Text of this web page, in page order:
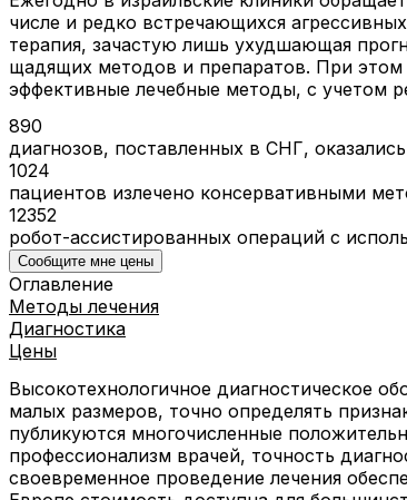
числе и редко встречающихся
терапия, зачастую лишь ухудшающая
щадящих методов и препаратов. При этом
эффективные лечебные методы, с учетом
890
диагнозов, поставленных в СНГ,
1024
пациентов излечено консервативными
12352
робот-ассистированных операций с
Сообщите мне цены
Оглавление
Методы лечения
Диагностика
Цены
Высокотехнологичное диагностическое
малых размеров, точно определять
публикуются многочисленные
профессионализм врачей, точность
своевременное проведение лечения